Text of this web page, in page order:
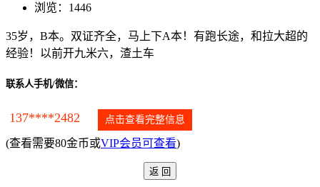
浏览：1446
35岁，B本。双证齐全，马上下A本！有跑长途，和拉大超的
经验！以前开九米六，渣土车
联系人手机/微信：
137****2482 点击查看完整信息
(查看需要80金币或VIP会员可查看)